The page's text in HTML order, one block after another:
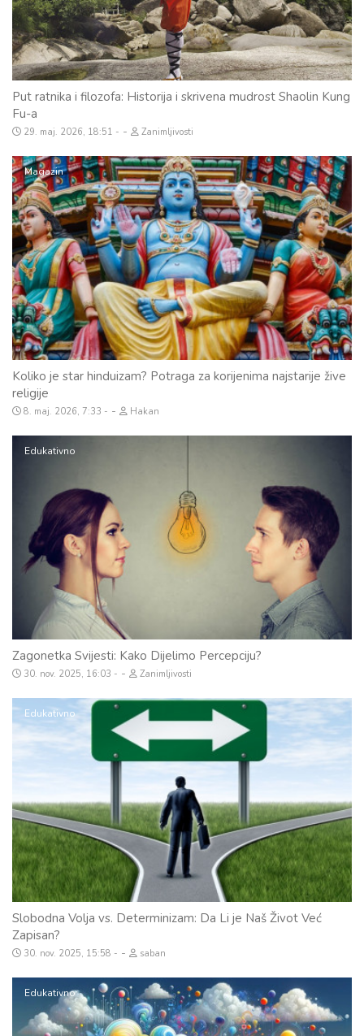
Put ratnika i filozofa: Historija i skrivena mudrost Shaolin Kung
Fu-a
29. maj. 2026, 18:51 - Zanimljivosti
Magazin
Koliko je star hinduizam? Potraga za korijenima najstarije žive
religije
8. maj. 2026, 7:33 - Hakan
Edukativno
Zagonetka Svijesti: Kako Dijelimo Percepciju?
30. nov. 2025, 16:03 - Zanimljivosti
Edukativno
Slobodna Volja vs. Determinizam: Da Li je Naš Život Već
Zapisan?
30. nov. 2025, 15:58 - saban
Edukativno